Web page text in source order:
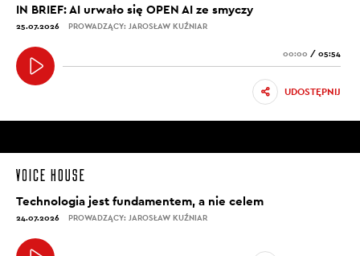
IN BRIEF: AI urwało się OPEN AI ze smyczy
25.07.2026 PROWADZĄCY: JAROSŁAW KUŹNIAR
00:00 / 05:54
UDOSTĘPNIJ
Technologia jest fundamentem, a nie celem
24.07.2026 PROWADZĄCY: JAROSŁAW KUŹNIAR